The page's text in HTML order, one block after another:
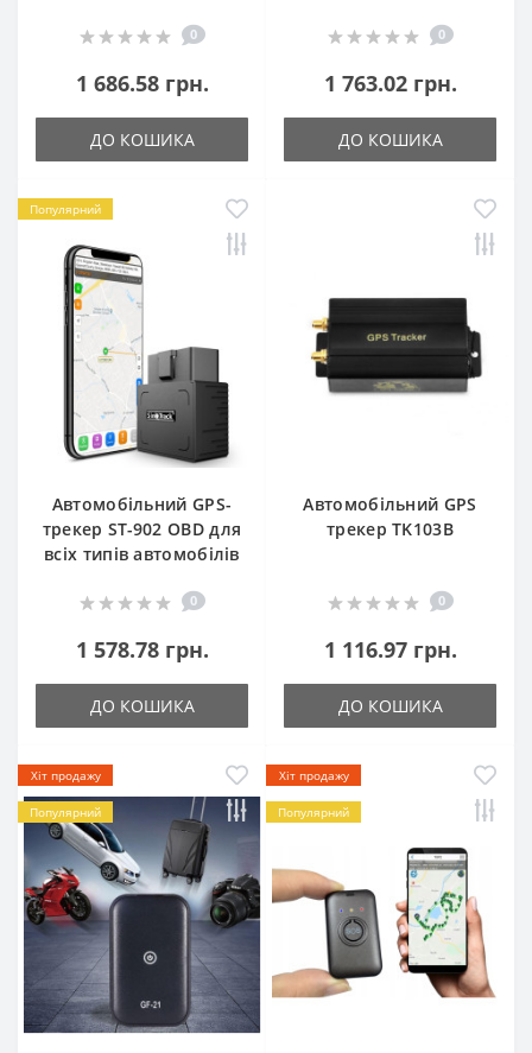
0
1 686.58 грн.
ДО КОШИКА
0
1 763.02 грн.
ДО КОШИКА
Популярний
Автомобільний GPS-
трекер ST-902 OBD для
всіх типів автомобілів
0
1 578.78 грн.
ДО КОШИКА
Автомобільний GPS
трекер TK103B
0
1 116.97 грн.
ДО КОШИКА
Хіт продажу
Популярний
Хіт продажу
Популярний